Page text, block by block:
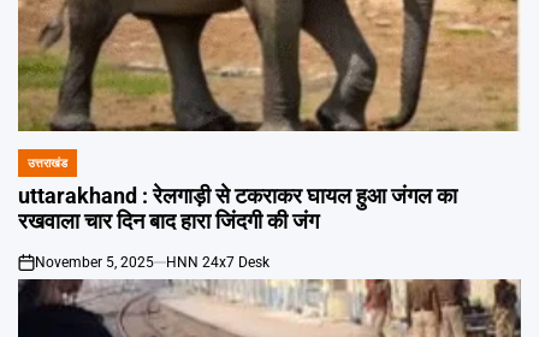
POSTED
उत्तराखंड
uttarakhand : रेलगाड़ी से टकराकर घायल हुआ जंगल का
रखवाला चार दिन बाद हारा जिंदगी की जंग
on
November 5, 2025 HNN 24x7 Desk